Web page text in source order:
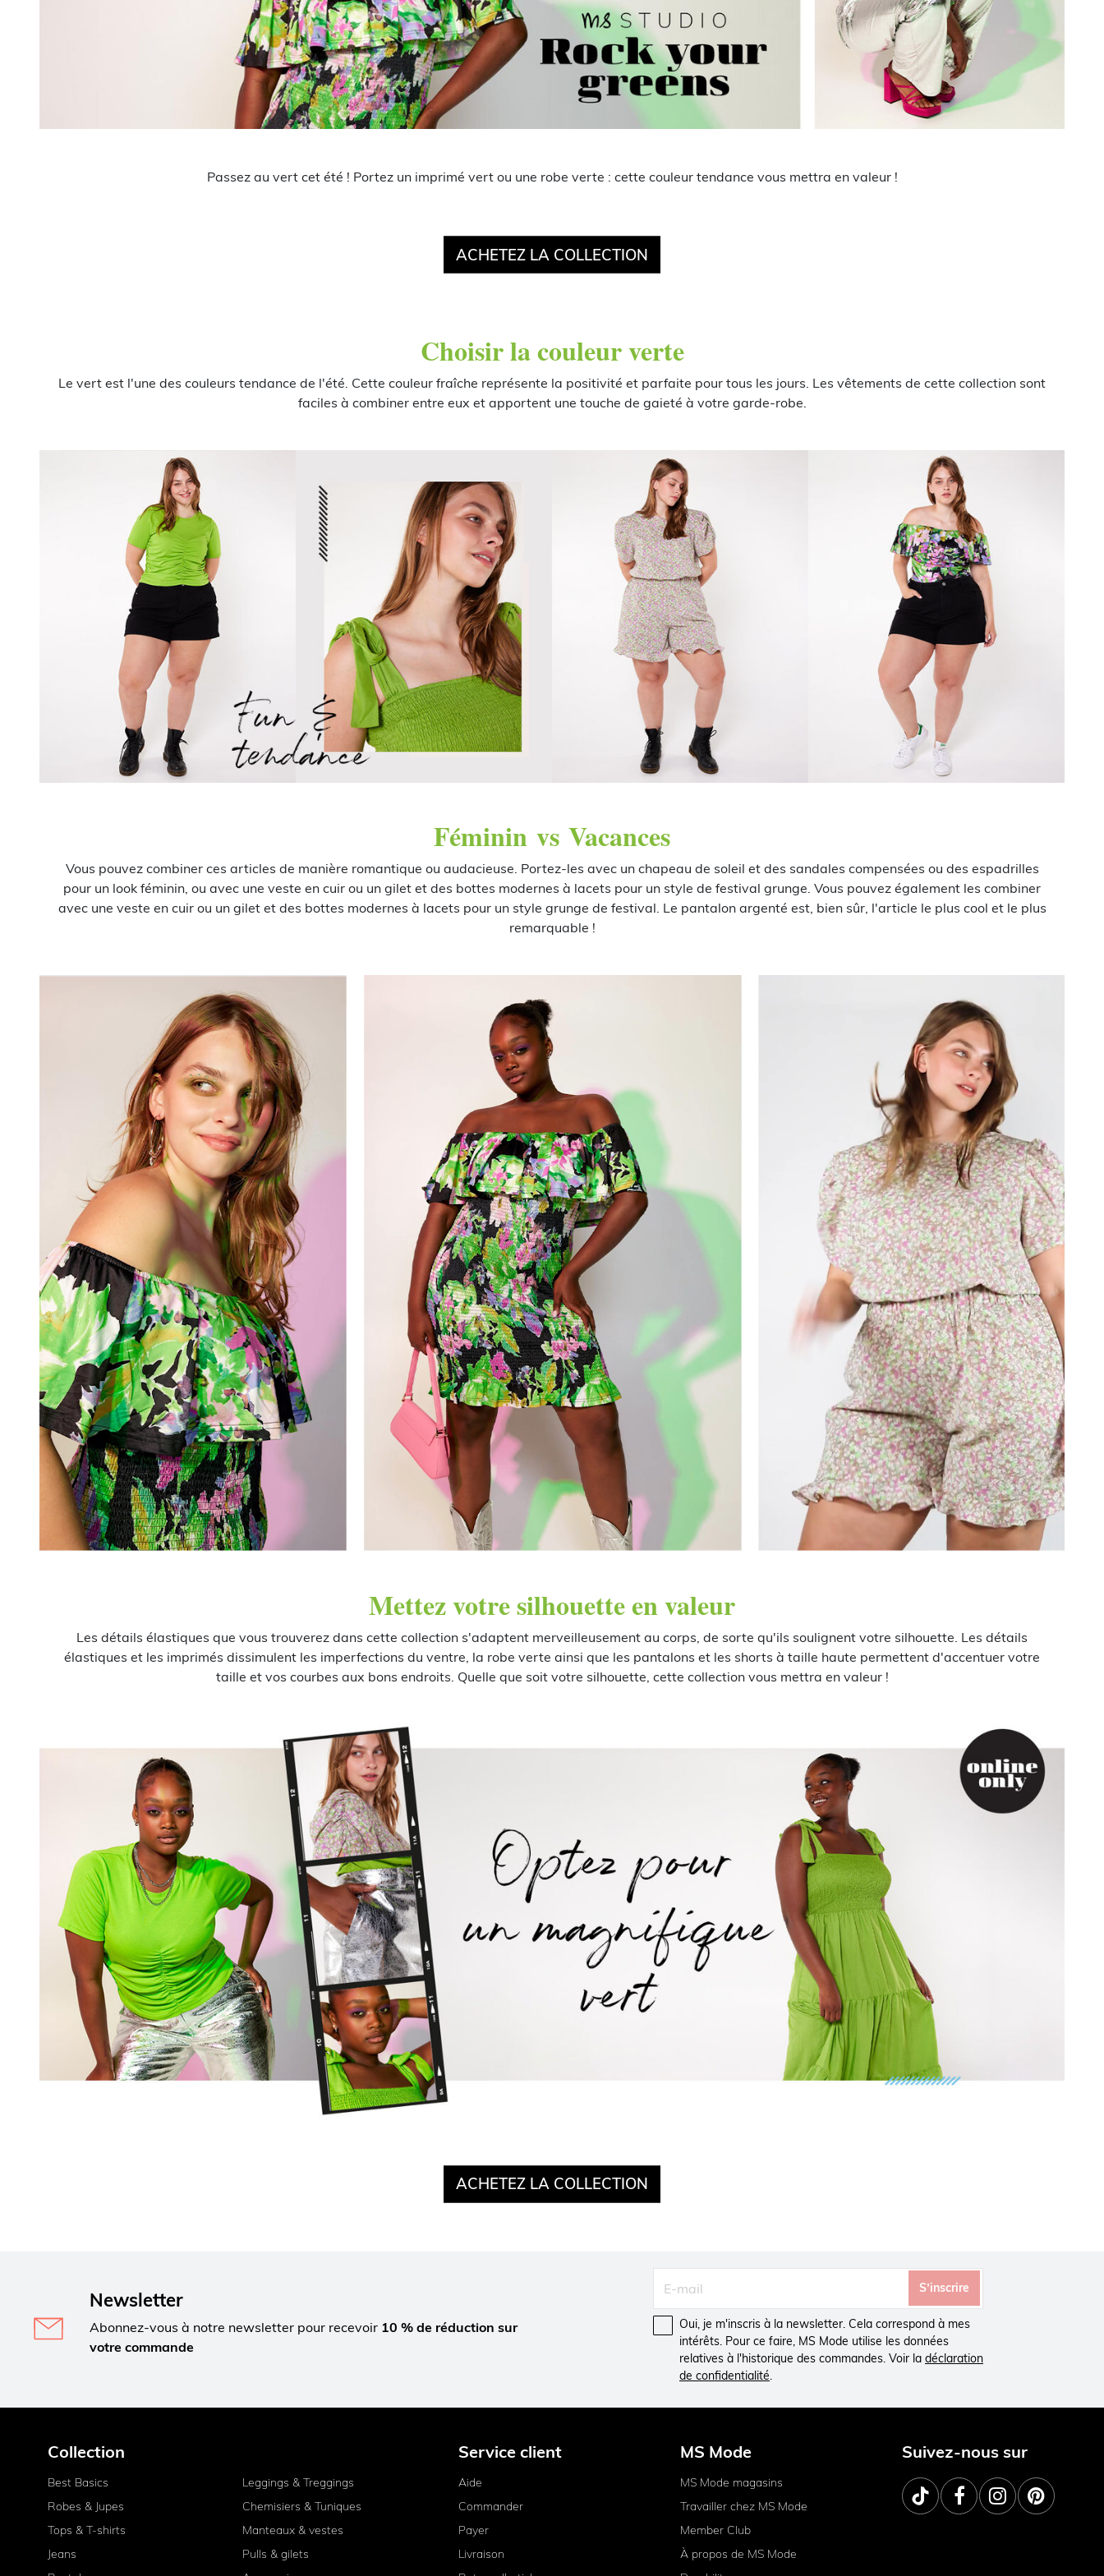
Passez au vert cet été ! Portez un imprimé vert ou une robe verte : cette couleur tendance vous mettra en valeur !
ACHETEZ LA COLLECTION
Choisir la couleur verte
Le vert est l'une des couleurs tendance de l'été. Cette couleur fraîche représente la positivité et parfaite pour tous les jours. Les vêtements de cette collection sont
faciles à combiner entre eux et apportent une touche de gaieté à votre garde-robe.
Féminin vs Vacances
Vous pouvez combiner ces articles de manière romantique ou audacieuse. Portez-les avec un chapeau de soleil et des sandales compensées ou des espadrilles
pour un look féminin, ou avec une veste en cuir ou un gilet et des bottes modernes à lacets pour un style de festival grunge. Vous pouvez également les combiner
avec une veste en cuir ou un gilet et des bottes modernes à lacets pour un style grunge de festival. Le pantalon argenté est, bien sûr, l'article le plus cool et le plus
remarquable !
Mettez votre silhouette en valeur
Les détails élastiques que vous trouverez dans cette collection s'adaptent merveilleusement au corps, de sorte qu'ils soulignent votre silhouette. Les détails
élastiques et les imprimés dissimulent les imperfections du ventre, la robe verte ainsi que les pantalons et les shorts à taille haute permettent d'accentuer votre
taille et vos courbes aux bons endroits. Quelle que soit votre silhouette, cette collection vous mettra en valeur !
ACHETEZ LA COLLECTION
Newsletter
Abonnez-vous à notre newsletter pour recevoir 10 % de réduction sur
votre commande
S’inscrire
Oui, je m'inscris à la newsletter. Cela correspond à mes
intérêts. Pour ce faire, MS Mode utilise les données
relatives à l'historique des commandes. Voir la déclaration
de confidentialité.
Collection
Best Basics
Robes & Jupes
Tops & T-shirts
Jeans
Leggings & Treggings
Chemisiers & Tuniques
Manteaux & vestes
Pulls & gilets
Service client
Aide
Commander
Payer
Livraison
MS Mode
MS Mode magasins
Travailler chez MS Mode
Member Club
À propos de MS Mode
Suivez-nous sur